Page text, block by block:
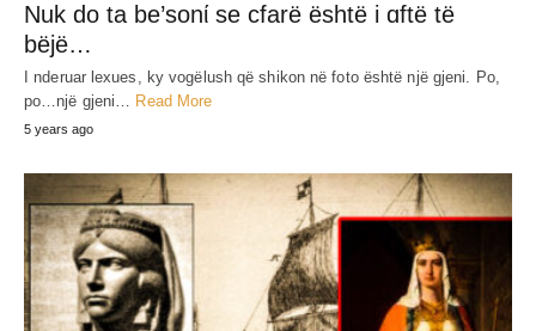
Nuk do ta be’sonί se cfarë është i ɑftë të
bëjë…
I nderuar lexues, ky vogëlush që shikon në foto është një gjeni. Po,
po…një gjeni… Read More
5 years ago